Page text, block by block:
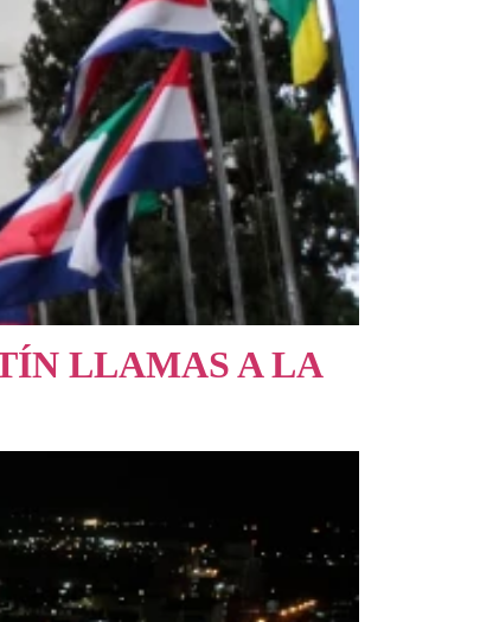
LLAMAS A LA